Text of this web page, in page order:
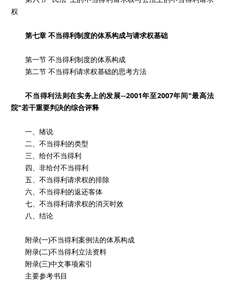
权
第七章 不当得利制度的体系构成与请求权基础
第一节 不当得利制度的体系构成
第二节 不当得利请求权基础的思考方法
不当得利法则在实务上的发展--2001年至2007年间"最高法
院"若干重要判决的综合评释
一、绪说
二、不当得利的类型
三、给付不当得利
四、非给付不当得利
五、不当得利请求权的排除
六、不当得利的返还客体
七、不当得利请求权的消灭时效
八、结论
附录(一)不当得利案例法的体系构成
附录(二)不当得利立法资料
附录(三)中文事项索引
主要参考书目